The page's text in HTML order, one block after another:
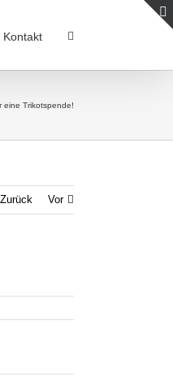
Kontakt
eine Trikotspende!
Zurück Vor